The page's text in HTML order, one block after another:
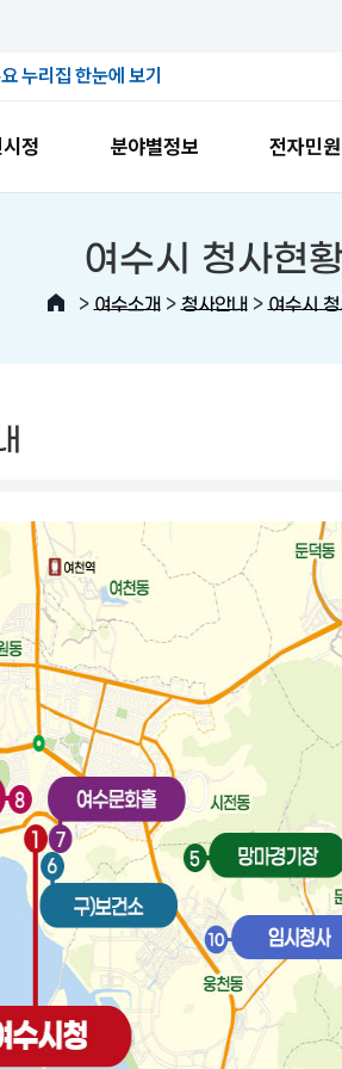
누리집 한눈에 보기
정 분야별정보 전자민원
여수시 청사현
> 여수소개> 청사안내> 여수시